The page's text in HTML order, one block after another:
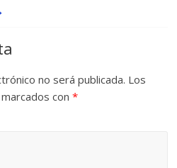
no será publicada. Los
con*